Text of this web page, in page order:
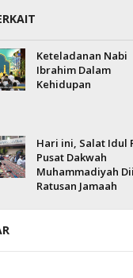
Keteladanan Nabi
Ibrahim Dalam
Kehidupan
Hari ini, Salat Idul
Pusat Dakwah
Muhammadiyah
Ratusan Jamaah